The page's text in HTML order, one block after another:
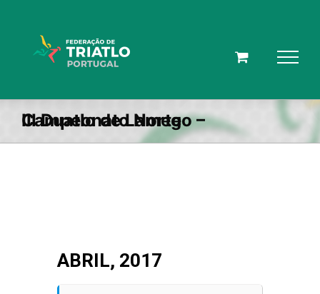
III Duatlo de Lamego – Campeonato Norte
ABRIL, 2017